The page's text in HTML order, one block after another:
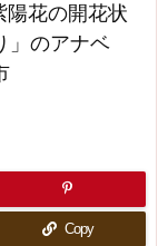
花の開花状
のアナベ
Copy